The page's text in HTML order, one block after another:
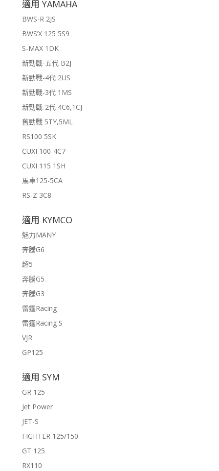
適用 YAMAHA
BWS-R 2JS
BWS’X 125 5S9
S-MAX 1DK
新勁戰-五代 B2J
新勁戰-4代 2US
新勁戰-3代 1MS
新勁戰-2代 4C6,1CJ
舊勁戰 5TY,5ML
RS100 5SK
CUXI 100-4C7
CUXI 115 1SH
馬車125-5CA
RS-Z 3C8
適用 KYMCO
魅力MANY
奔騰G6
超5
奔騰G5
奔騰G3
雷霆Racing
雷霆Racing S
VJR
GP125
適用 SYM
GR 125
Jet Power
JET-S
FIGHTER 125/150
GT 125
RX110